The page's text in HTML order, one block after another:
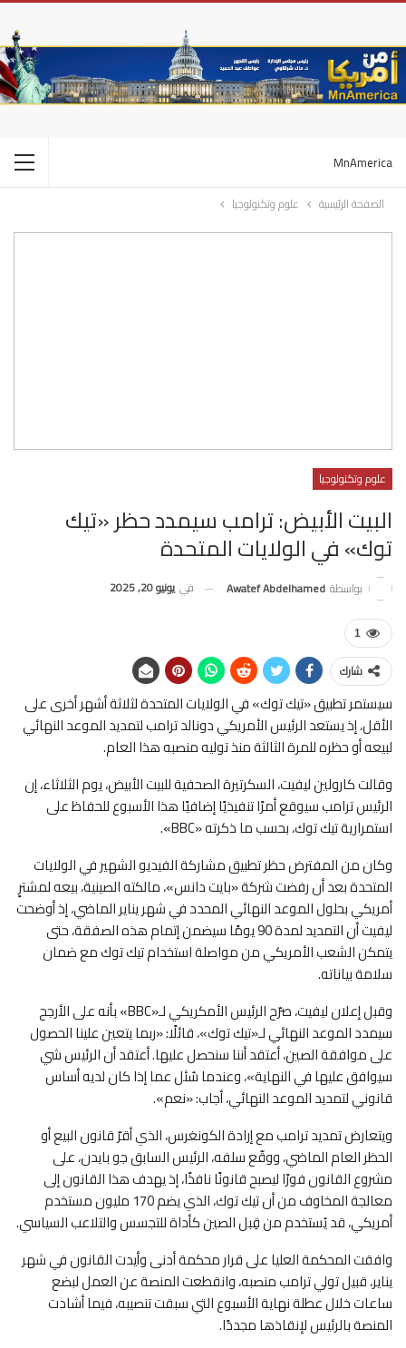
MnAmerica
الصفحة الرئيسية علوم وتكنولوجيا
علوم وتكنولوجيا
البيت الأبيض: ترامب سيمدد حظر «تيك
توك» في الولايات المتحدة
بواسطة Awatef Abdelhamed في يونيو 20, 2025
1
شارك
سيستمر تطبيق «تيك توك» في الولايات المتحدة لثلاثة أشهر أخرى على
الأقل، إذ يستعد الرئيس الأمريكي دونالد ترامب لتمديد الموعد النهائي
لبيعه أو حظره للمرة الثالثة منذ توليه منصبه هذا العام.
وقالت كارولين ليفيت، السكرتيرة الصحفية للبيت الأبيض، يوم الثلاثاء، إن
الرئيس ترامب سيوقع أمرًا تنفيذيًا إضافيًا هذا الأسبوع للحفاظ على
استمرارية تيك توك، بحسب ما ذكرته «BBC».
وكان من المفترض حظر تطبيق مشاركة الفيديو الشهير في الولايات
المتحدة بعد أن رفضت شركة «بايت دانس»، مالكته الصينية، بيعه لمشترٍ
أمريكي بحلول الموعد النهائي المحدد في شهر يناير الماضي، إذ أوضحت
ليفيت أن التمديد لمدة 90 يومًا سيضمن إتمام هذه الصفقة، حتى
يتمكن الشعب الأمريكي من مواصلة استخدام تيك توك مع ضمان
سلامة بياناته.
وقبل إعلان ليفيت، صرّح الرئيس الأمكريكي لـ«BBC» بأنه على الأرجح
سيمدد الموعد النهائي لـ«تيك توك»، قائلًا: «ربما يتعين علينا الحصول
على موافقة الصين، أعتقد أننا سنحصل عليها. أعتقد أن الرئيس شي
سيوافق عليها في النهاية»، وعندما سُئل عما إذا كان لديه أساس
قانوني لتمديد الموعد النهائي، أجاب: «نعم».
ويتعارض تمديد ترامب مع إرادة الكونغرس، الذي أقرّ قانون البيع أو
الحظر العام الماضي، ووقّع سلفه، الرئيس السابق جو بايدن، على
مشروع القانون فورًا ليصبح قانونًا نافذًا، إذ يهدف هذا القانون إلى
معالجة المخاوف من أن تيك توك، الذي يضم 170 مليون مستخدم
أمريكي، قد يُستخدم من قِبل الصين كأداة للتجسس والتلاعب السياسي.
وافقت المحكمة العليا على قرار محكمة أدنى وأيدت القانون في شهر
يناير، قبيل تولي ترامب منصبه، وانقطعت المنصة عن العمل لبضع
ساعات خلال عطلة نهاية الأسبوع التي سبقت تنصيبه، فيما أشادت
المنصة بالرئيس لإنقاذها مجددًا.